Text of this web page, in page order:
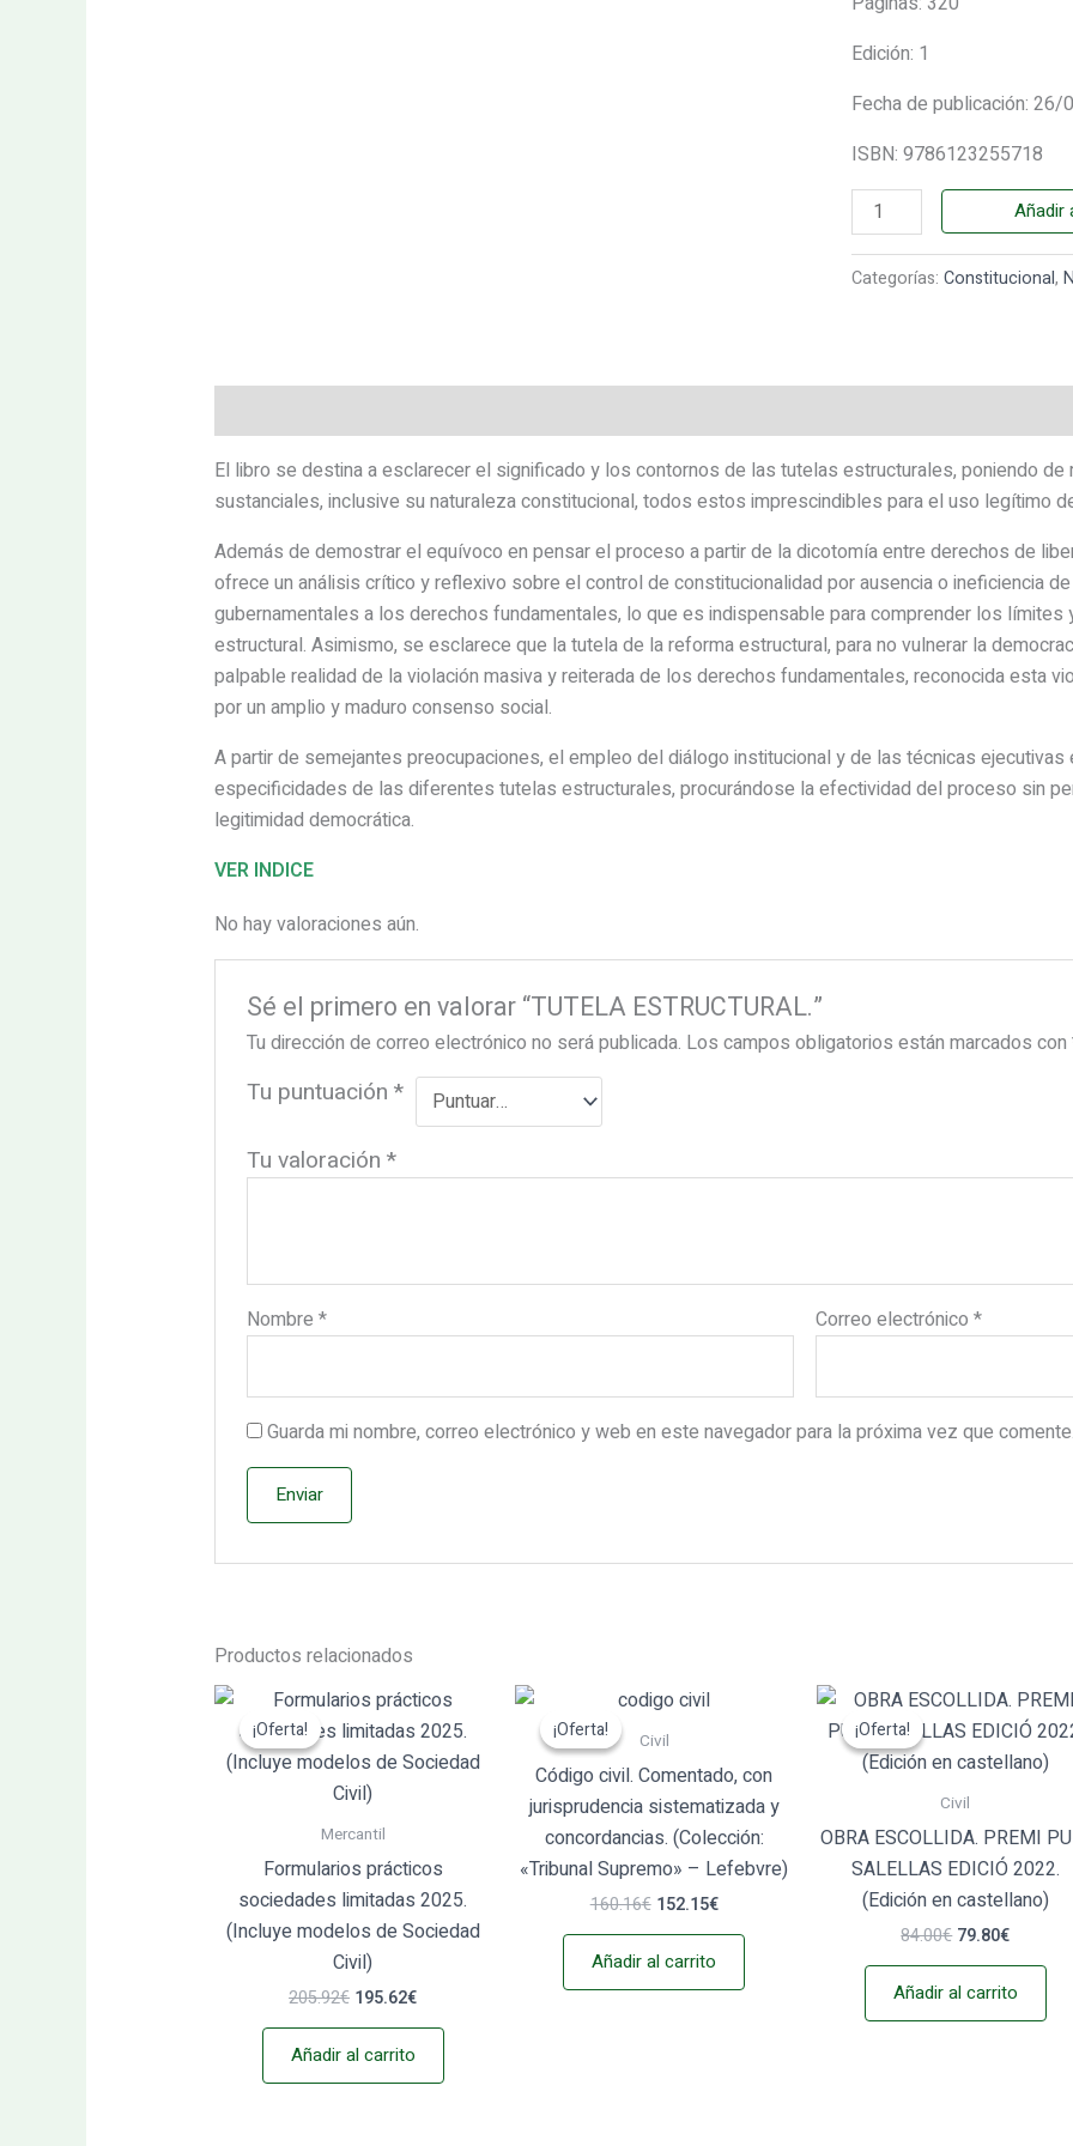
Edición: 1
Fecha de publicación:
ISBN: 9786123255718
Añadir
Categorías:Constitucional,
El libro se destina a esclarecer el significado y los contornos de las tutelas estructurales, poniendo
sustanciales, inclusive su naturaleza constitucional, todos estos imprescindibles para el uso legítimo
Además de demostrar el equívoco en pensar el proceso a partir de la dicotomía entre derechos de
ofrece un análisis crítico y reflexivo sobre el control de constitucionalidad por ausencia o ineficiencia
gubernamentales a los derechos fundamentales, lo que es indispensable para comprender los
estructural. Asimismo, se esclarece que la tutela de la reforma estructural, para no vulnerar la
palpable realidad de la violación masiva y reiterada de los derechos fundamentales, reconocida esta
por un amplio y maduro consenso social.
A partir de semejantes preocupaciones, el empleo del diálogo institucional y de las técnicas
especificidades de las diferentes tutelas estructurales, procurándose la efectividad del proceso sin
legitimidad democrática.
VER INDICE
No hay valoraciones aún.
Sé el primero en valorar “TUTELA ESTRUCTURAL.”
Tu dirección de correo electrónico no será publicada. Los campos obligatorios están marcados con
Tu puntuación*
Tu valoración*
Nombre* Correo electrónico*
Guarda mi nombre, correo electrónico y web en este navegador para la próxima vez que
Productos relacionados
¡Oferta!
¡Oferta!
Mercantil
Formularios prácticos
sociedades limitadas 2025.
(Incluye modelos de Sociedad
Civil)
205.92€
El
precio
original
era:
205.92€.
195.62€
El
actual
es:
Añadir al carrito
¡Oferta!
¡Oferta! Civil
Código civil. Comentado, con
jurisprudencia sistematizada y
concordancias. (Colección:
«Tribunal Supremo» – Lefebvre)
160.16€
El
precio
original
160.16€.
152.15€
152.15€.
Añadir al carrito
¡Oferta!
¡Oferta!
Civil
OBRA ESCOLLIDA. PREMI
SALELLAS EDICIÓ 2022.
(Edición en castellano)
84.00€
El
original
era:
79.80€
El
precio
actual
es:
79.80€.
Añadir al carrito